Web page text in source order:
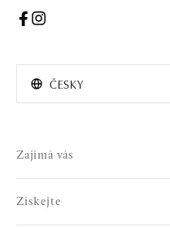
ČESKY
Zajímá vás
Získejte